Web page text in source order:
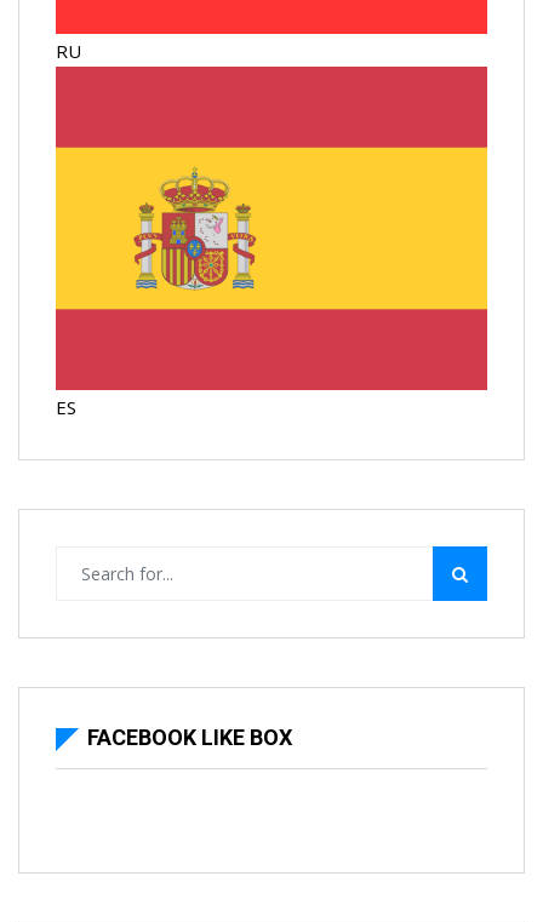
RU
ES
FACEBOOK LIKE BOX